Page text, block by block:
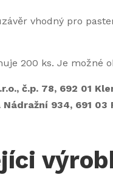
vhodný pro
200 ks. Je možné
č.p. 78, 692 01
Nádražní 934, 691 03